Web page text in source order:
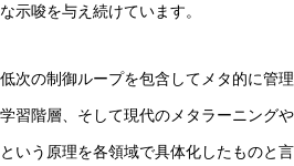
な示唆を与え続けています。
低次の制御ループを包含してメタ的に管
学習階層、そして現代のメタラーニング
という原理を各領域で具体化したものと言